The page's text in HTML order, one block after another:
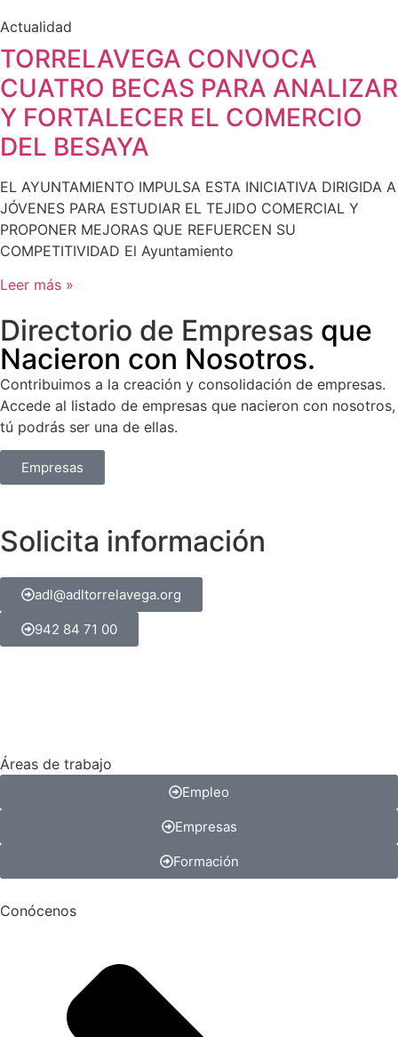
Actualidad
TORRELAVEGA CONVOCA
CUATRO BECAS PARA ANALIZAR
Y FORTALECER EL COMERCIO
DEL BESAYA
EL AYUNTAMIENTO IMPULSA ESTA INICIATIVA DIRIGIDA A
JÓVENES PARA ESTUDIAR EL TEJIDO COMERCIAL Y
PROPONER MEJORAS QUE REFUERCEN SU
COMPETITIVIDAD El Ayuntamiento
Leer más »
Directorio de Empresas que
Nacieron con Nosotros.
Contribuimos a la creación y consolidación de empresas.
Accede al listado de empresas que nacieron con nosotros,
tú podrás ser una de ellas.
Empresas
Solicita información
adl@adltorrelavega.org
942 84 71 00
Áreas de trabajo
Empleo
Empresas
Formación
Conócenos